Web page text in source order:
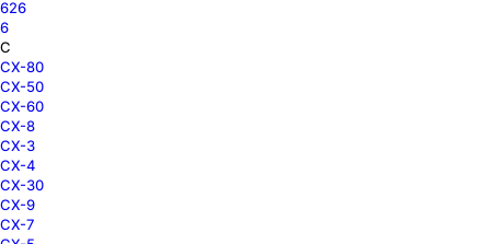
626
6
C
CX-80
CX-50
CX-60
CX-8
CX-3
CX-4
CX-30
CX-9
CX-7